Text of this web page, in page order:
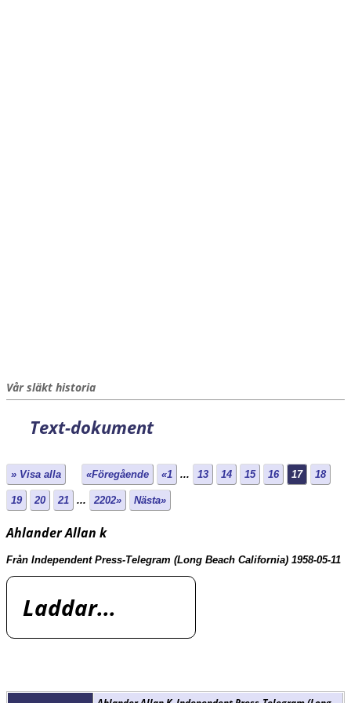
Vår släkt historia
Text-dokument
» Visa alla «Föregående «1 ... 13 14 15 16 17 18
19 20 21 ... 2202» Nästa»
Ahlander Allan k
Från Independent Press-Telegram (Long Beach California) 1958-05-11
Laddar...